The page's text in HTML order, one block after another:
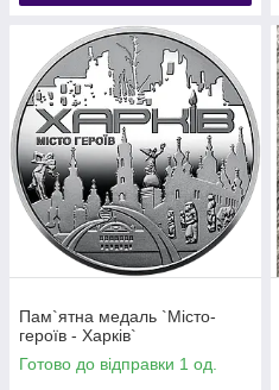
Пам`ятна медаль `Місто-
героїв - Харків`
Готово до відправки 1 од.